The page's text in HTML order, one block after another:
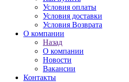
Условия оплаты
Условия доставки
Условия Возврата
О компании
Назад
О компании
Новости
Вакансии
Контакты